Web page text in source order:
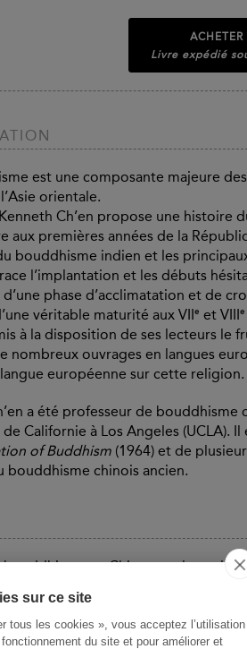
sur ce site
tous les cookies », vous acceptez l’utilisation
du site et pour améliorer et
ACHETER
Livre expédié
est une composante majeure
orientale.
Ch’en propose une histoire
aux premières années de la
bouddhisme indien et les
l’implantation et les débuts
d’une phase d’acclimatation et de
véritable maturité aux VII
e et VIII e
à la disposition de ses lecteurs
nombreux ouvrages en langues
européenne sur cette religion.
a été professeur de
de Californie à Los Angeles (UCLA).
of Buddhism (1964) et de
bouddhisme chinois ancien.
en Chine : quelques
contenu